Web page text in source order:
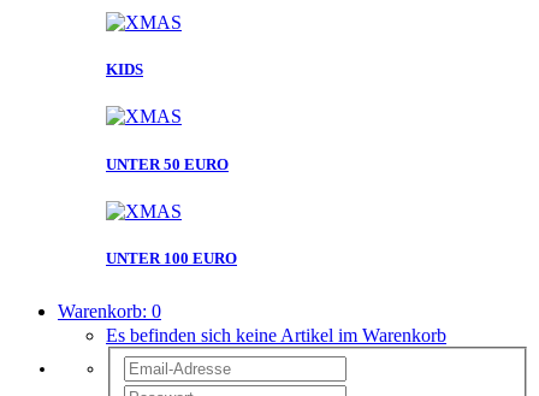
KIDS
UNTER 50 EURO
UNTER 100 EURO
Warenkorb: 0
Es befinden sich keine Artikel im Warenkorb